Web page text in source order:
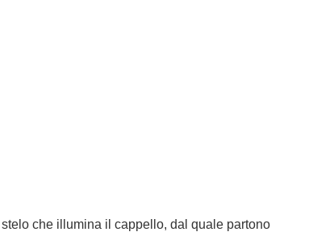
che illumina il cappello, dal quale partono